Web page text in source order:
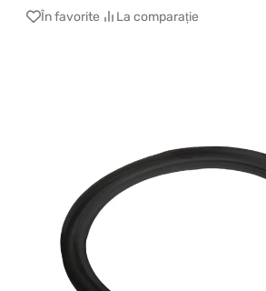
În favorite La comparație